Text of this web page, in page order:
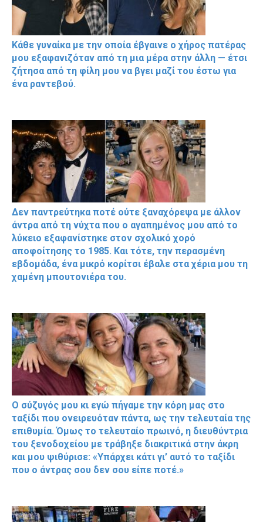
Κάθε γυναίκα με την οποία έβγαινε ο χήρος πατέρας
μου εξαφανιζόταν από τη μια μέρα στην άλλη — έτσι
ζήτησα από τη φίλη μου να βγει μαζί του έστω για
ένα ραντεβού.
Δεν παντρεύτηκα ποτέ ούτε ξαναχόρεψα με άλλον
άντρα από τη νύχτα που ο αγαπημένος μου από το
λύκειο εξαφανίστηκε στον σχολικό χορό
αποφοίτησης το 1985. Και τότε, την περασμένη
εβδομάδα, ένα μικρό κορίτσι έβαλε στα χέρια μου τη
χαμένη μπουτονιέρα του.
Ο σύζυγός μου κι εγώ πήγαμε την κόρη μας στο
ταξίδι που ονειρευόταν πάντα, ως την τελευταία της
επιθυμία. Όμως το τελευταίο πρωινό, η διευθύντρια
του ξενοδοχείου με τράβηξε διακριτικά στην άκρη
και μου ψιθύρισε: «Υπάρχει κάτι γι’ αυτό το ταξίδι
που ο άντρας σου δεν σου είπε ποτέ.»